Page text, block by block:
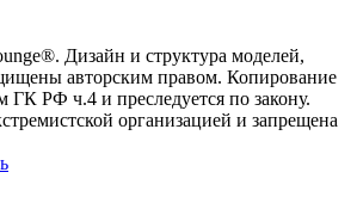
Дизайн и структура моделей,
авторским правом. Копирование
ГК РФ ч.4 и преследуется по закону.
организацией и запрещена